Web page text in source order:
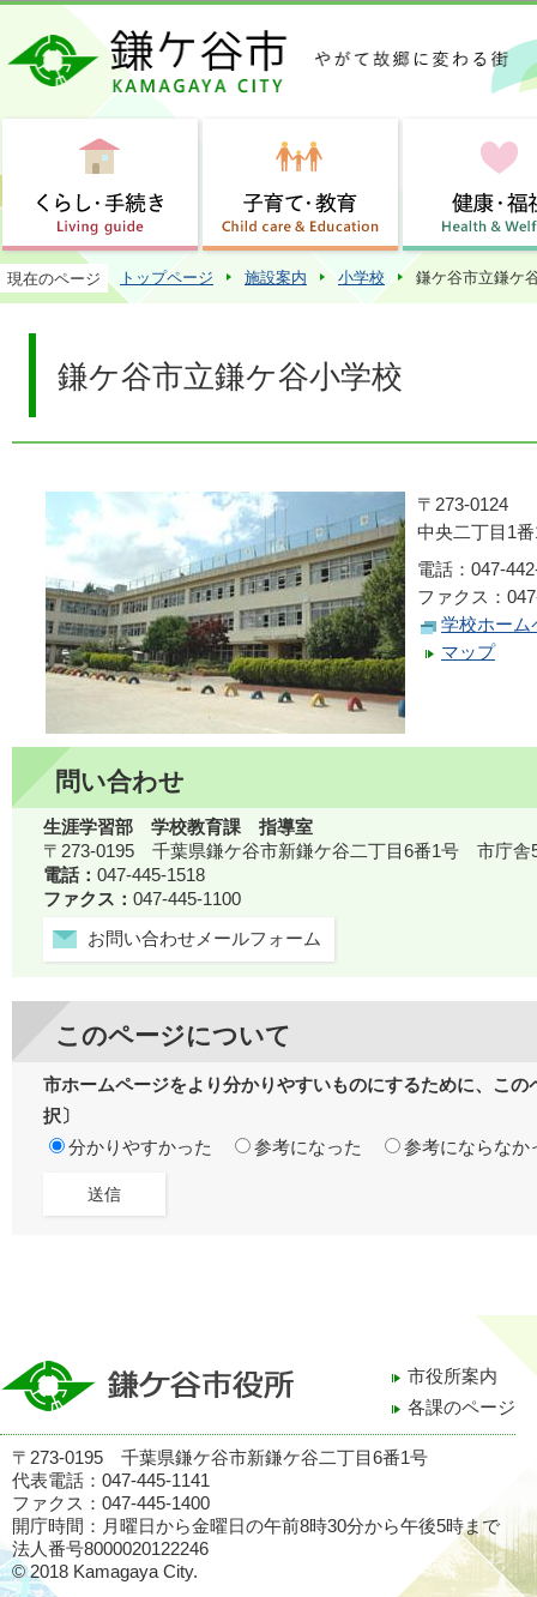
この
現在のページ トップページ 施設案内 小学校 鎌ケ谷市立鎌ケ
鎌ケ谷市立鎌ケ谷小学校
〒273-0124
中央二丁目1
電話：047-
ファクス：
学校ホーム
マップ
問い合わせ
生涯学習部 学校教育課 指導室
〒273-0195 千葉県鎌ケ谷市新鎌ケ谷二丁目6番1号 市庁舎
電話： 047-445-1518
ファクス： 047-445-1100
お問い合わせメールフォーム
このページについて
市ホームページをより分かりやすいものにするために、こ
択〕
分かりやすかった
参考になった 参考にならなか
市役所案内
各課のページ
〒273-0195 千葉県鎌ケ谷市新鎌ケ谷二丁目6番1号
代表電話：047-445-1141
ファクス：047-445-1400
開庁時間：月曜日から金曜日の午前8時30分から午後5時まで
法人番号8000020122246
© 2018 Kamagaya City.